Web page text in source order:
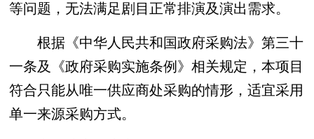
等问题，无法满足剧目正常排演及演出需求。
根据《中华人民共和国政府采购法》第三十
一条及《政府采购实施条例》相关规定，本项目
符合只能从唯一供应商处采购的情形，适宜采用
单一来源采购方式。